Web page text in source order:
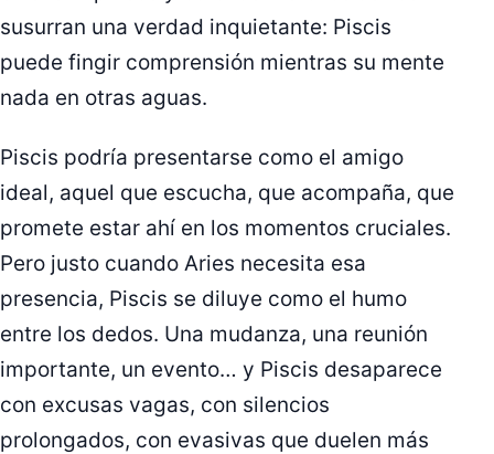
susurran una verdad inquietante: Piscis
puede fingir comprensión mientras su mente
nada en otras aguas.
Piscis podría presentarse como el amigo
ideal, aquel que escucha, que acompaña, que
promete estar ahí en los momentos cruciales.
Pero justo cuando Aries necesita esa
presencia, Piscis se diluye como el humo
entre los dedos. Una mudanza, una reunión
importante, un evento… y Piscis desaparece
con excusas vagas, con silencios
prolongados, con evasivas que duelen más